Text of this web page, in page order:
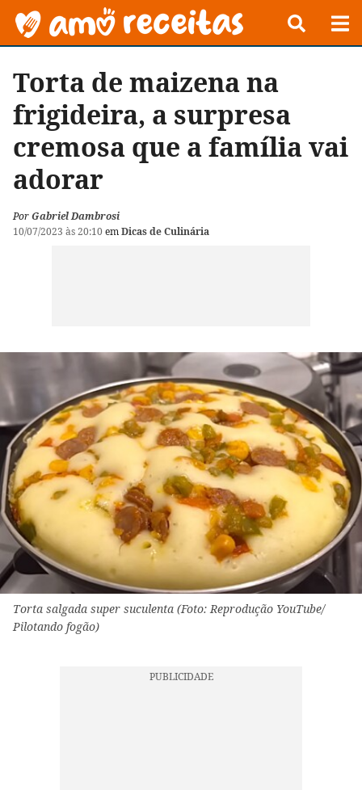
Torta de maizena na
frigideira, a surpresa
cremosa que a família vai
adorar
PorGabriel Dambrosi
10/07/2023 às 20:10 emDicas de Culinária
Torta salgada super suculenta (Foto: Reprodução YouTube/
Pilotando fogão)